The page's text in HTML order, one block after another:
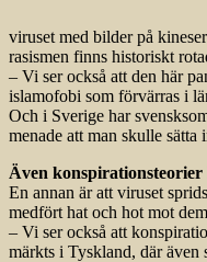
viruset med bilder på
rasismen finns historiskt
– Vi ser också att den här
islam­ofobi som förvärras i
Och i Sverige har
menade att man skulle
Även konspirationsteorier
En annan är att viruset
medfört hat och hot mot
– Vi ser också att
märkts i Tyskland, där även